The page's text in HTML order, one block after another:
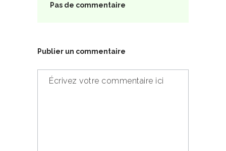
Pas de commentaire
Publier un commentaire